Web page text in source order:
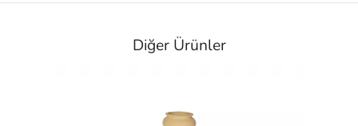
Diğer Ürünler